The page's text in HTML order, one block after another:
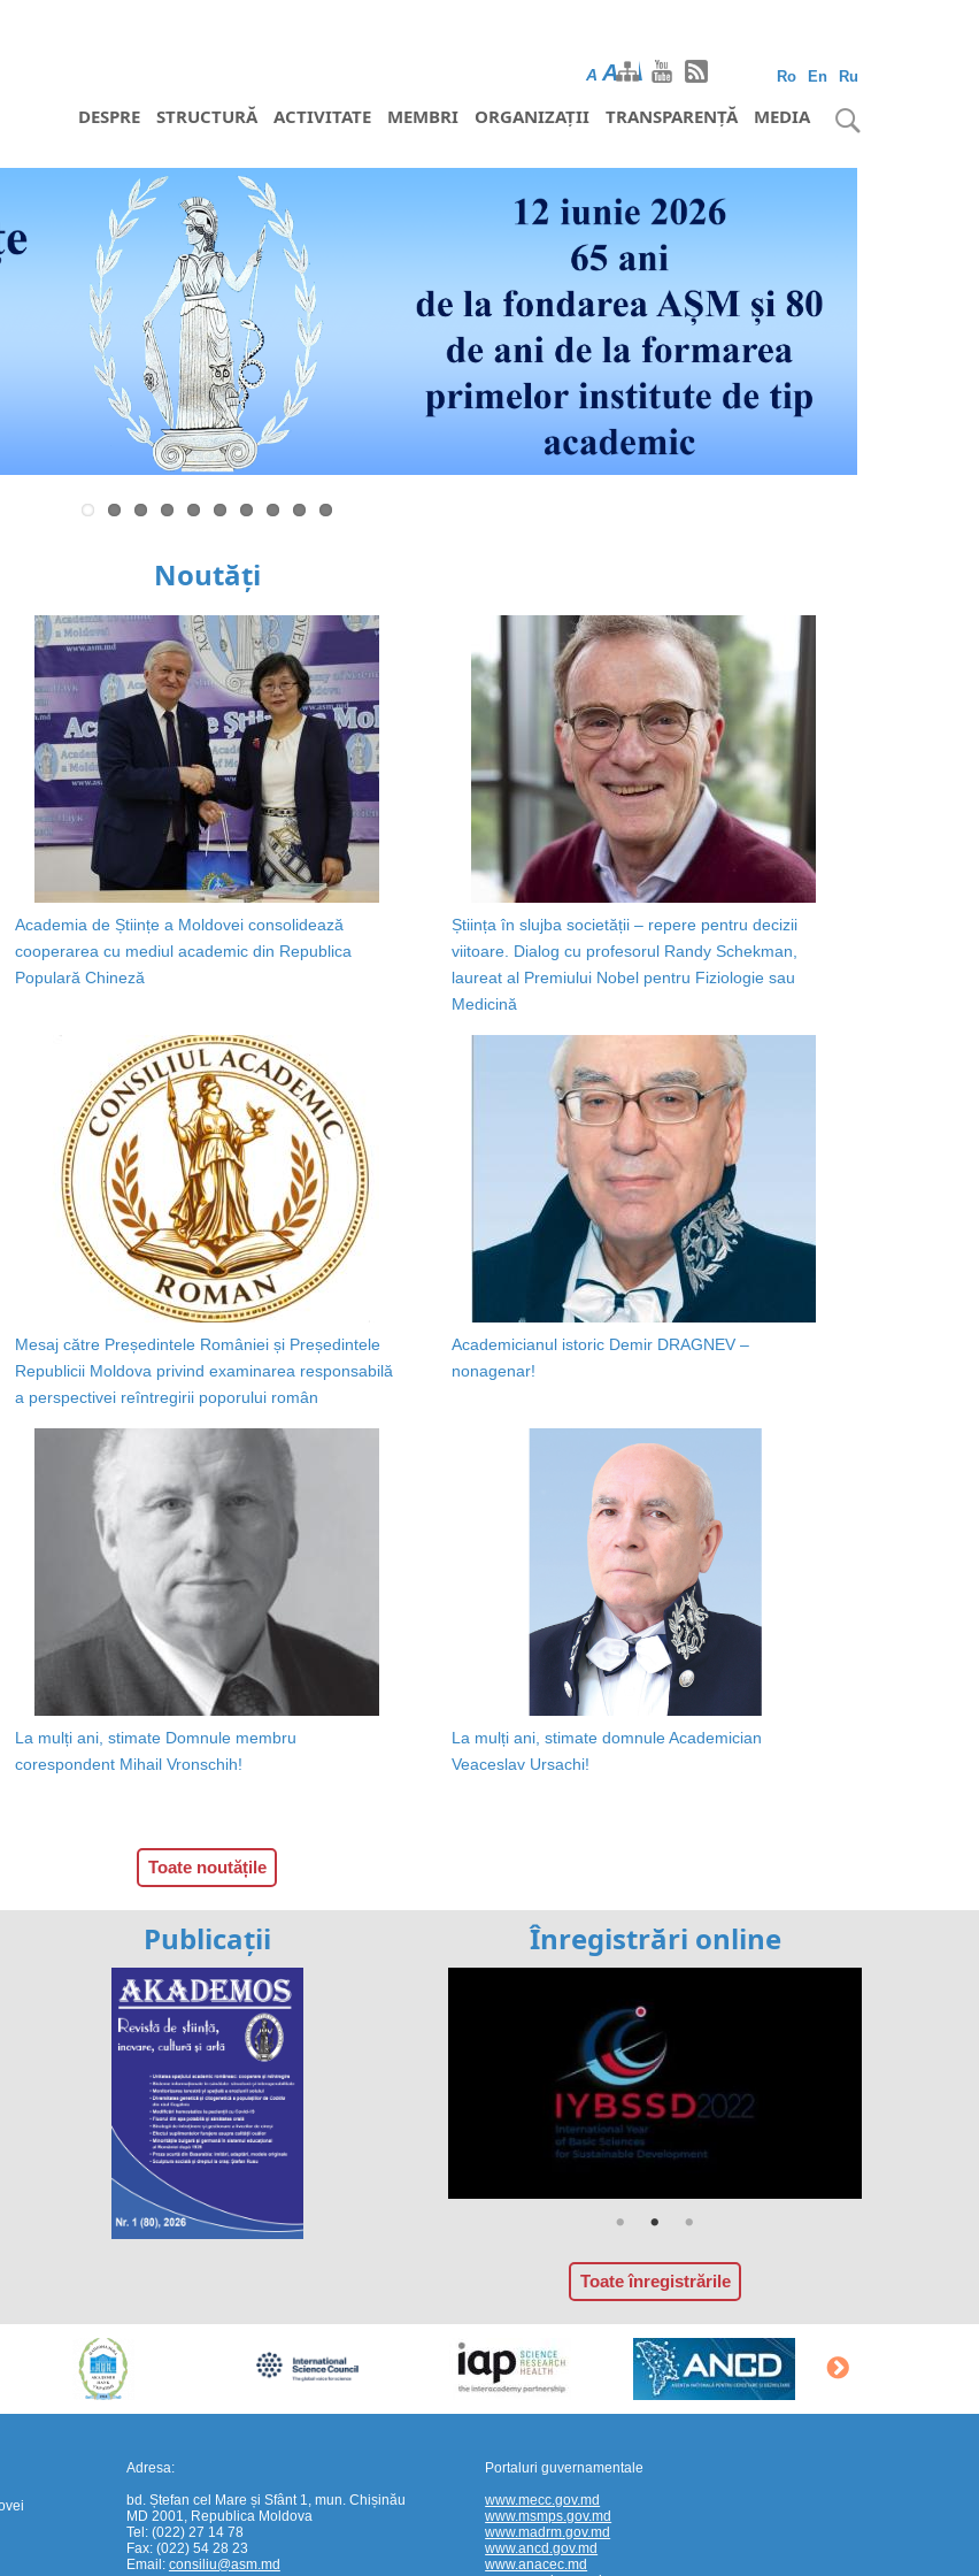
Ro En Ru
A AA
DESPRE STRUCTURĂ ACTIVITATE MEMBRI ORGANIZAȚII TRANSPARENȚĂ MEDIA
Noutăți
Academia de Științe a Moldovei consolidează
cooperarea cu mediul academic din Republica
Populară Chineză
Știința în slujba societății – repere pentru decizii
viitoare. Dialog cu profesorul Randy Schekman,
laureat al Premiului Nobel pentru Fiziologie sau
Medicină
Mesaj către Președintele României și Președintele
Republicii Moldova privind examinarea responsabilă
a perspectivei reîntregirii poporului român
Academicianul istoric Demir DRAGNEV –
nonagenar!
La mulți ani, stimate Domnule membru
corespondent Mihail Vronschih!
La mulți ani, stimate domnule Academician
Veaceslav Ursachi!
Toate noutățile
Publicații Înregistrări online
Toate înregistrările
Adresa:
bd. Ștefan cel Mare și Sfânt 1, mun. Chișinău
MD 2001, Republica Moldova
Tel: (022) 27 14 78
Fax: (022) 54 28 23
Email: consiliu@asm.md
Portaluri guvernamentale
www.mecc.gov.md
www.msmps.gov.md
www.madrm.gov.md
www.ancd.gov.md
www.anacec.md